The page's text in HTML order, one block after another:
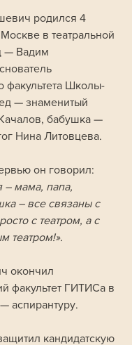
родился 4
в театральной
— Вадим
факультета Школы-
— знаменитый
бабушка —
Нина Литовцева.
он говорил:
– мама, папа,
– все связаны с
с театром, а с
театром!».
окончил
факультет ГИТИСа в
аспирантуру.
кандидатскую